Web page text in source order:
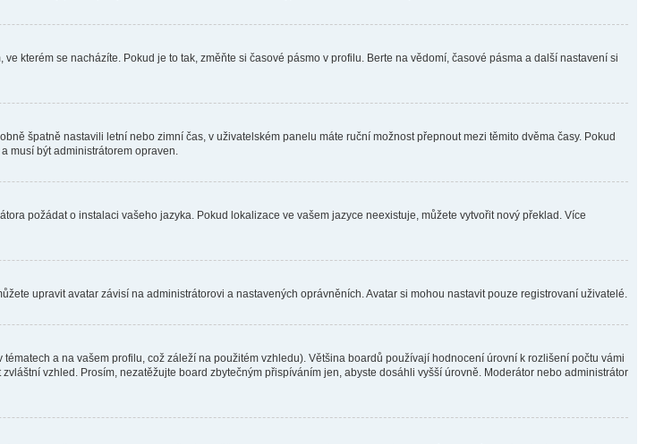
kterém se nacházíte. Pokud je to tak, změňte si časové pásmo v profilu. Berte na vědomí, časové pásma a další nastavení si
špatně nastavili letní nebo zimní čas, v uživatelském panelu máte ruční možnost přepnout mezi těmito dvěma časy. Pokud
musí být administrátorem opraven.
požádat o instalaci vašeho jazyka. Pokud lokalizace ve vašem jazyce neexistuje, můžete vytvořit nový překlad. Více
upravit avatar závisí na administrátorovi a nastavených oprávněních. Avatar si mohou nastavit pouze registrovaní uživatelé.
a na vašem profilu, což záleží na použitém vzhledu). Většina boardů používají hodnocení úrovní k rozlišení počtu vámi
vzhled. Prosím, nezatěžujte board zbytečným přispíváním jen, abyste dosáhli vyšší úrovně. Moderátor nebo administrátor